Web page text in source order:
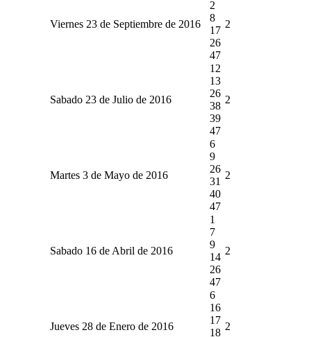
Viernes 23 de Septiembre de 2016
2
8
17
26
47
2
Sabado 23 de Julio de 2016
12
13
26
38
39
47
2
Martes 3 de Mayo de 2016
6
9
26
31
40
47
2
Sabado 16 de Abril de 2016
1
7
9
14
26
47
2
Jueves 28 de Enero de 2016
6
16
17
18
2